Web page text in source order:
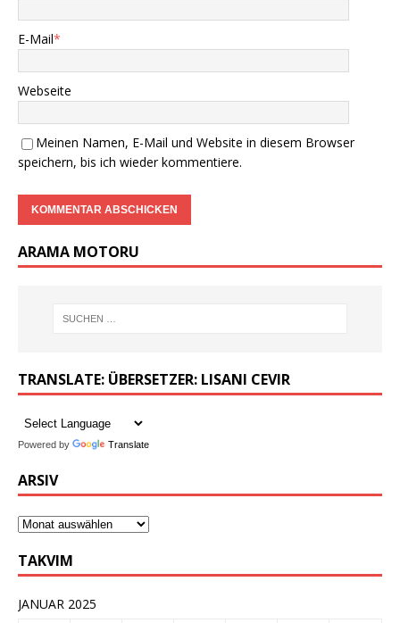
E-Mail*
Webseite
Meinen Namen, E-Mail und Website in diesem Browser
speichern, bis ich wieder kommentiere.
ARAMA MOTORU
TRANSLATE: ÜBERSETZER: LISANI CEVIR
Powered by Translate
ARSIV
TAKVIM
JANUAR 2025